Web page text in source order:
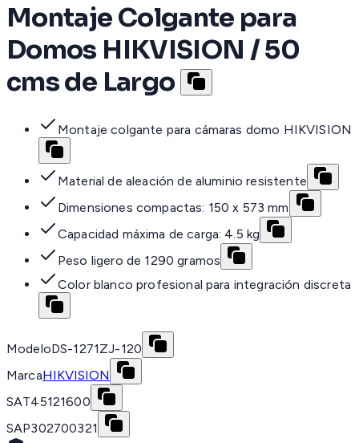
Montaje Colgante para
Domos HIKVISION / 50
cms de Largo
Montaje colgante para cámaras domo HIKVISION
Material de aleación de aluminio resistente
Dimensiones compactas: 150 x 573 mm
Capacidad máxima de carga: 4.5 kg
Peso ligero de 1290 gramos
Color blanco profesional para integración discreta
ModeloDS-1271ZJ-120
MarcaHIKVISION
SAT45121600
SAP302700321